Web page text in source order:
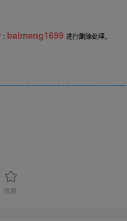
baimeng1699 进行删除处理。
收藏